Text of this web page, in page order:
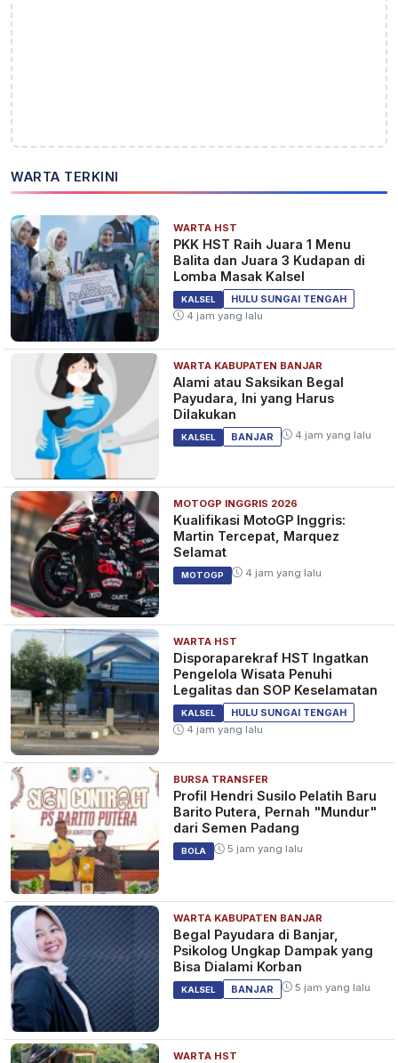
WARTA TERKINI
WARTA HST
PKK HST Raih Juara 1 Menu
Balita dan Juara 3 Kudapan di
Lomba Masak Kalsel
KALSEL
HULU SUNGAI TENGAH
4 jam yang lalu
WARTA KABUPATEN BANJAR
Alami atau Saksikan Begal
Payudara, Ini yang Harus
Dilakukan
KALSEL BANJAR 4 jam yang lalu
MOTOGP INGGRIS 2026
Kualifikasi MotoGP Inggris:
Martin Tercepat, Marquez
Selamat
MOTOGP 4 jam yang lalu
WARTA HST
Disporaparekraf HST Ingatkan
Pengelola Wisata Penuhi
Legalitas dan SOP Keselamatan
KALSEL
HULU SUNGAI TENGAH
4 jam yang lalu
BURSA TRANSFER
Profil Hendri Susilo Pelatih Baru
Barito Putera, Pernah "Mundur"
dari Semen Padang
BOLA 5 jam yang lalu
WARTA KABUPATEN BANJAR
Begal Payudara di Banjar,
Psikolog Ungkap Dampak yang
Bisa Dialami Korban
KALSEL BANJAR 5 jam yang lalu
WARTA HST